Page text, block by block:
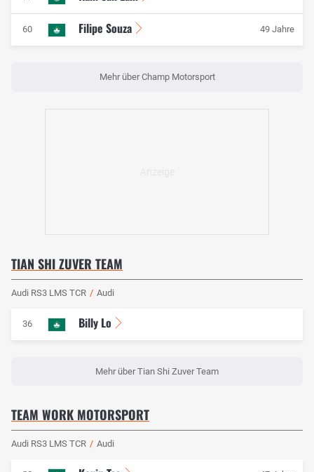
60 Filipe Souza 49 Jahre
Mehr über Champ Motorsport
TIAN SHI ZUVER TEAM
Audi RS3 LMS TCR / Audi
36 Billy Lo
Mehr über Tian Shi Zuver Team
TEAM WORK MOTORSPORT
Audi RS3 LMS TCR / Audi